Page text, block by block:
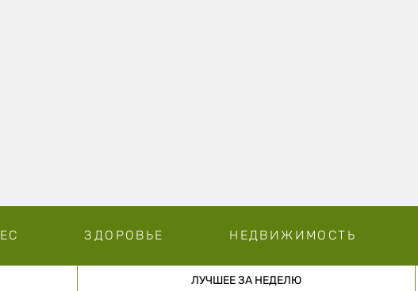
ЗДОРОВЬЕ НЕДВИЖИМОСТЬ
ЛУЧШЕЕ ЗА НЕДЕЛЮ